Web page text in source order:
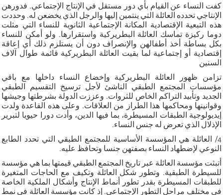
كفت النساء عن القيام بأي دور مستقل في الإنتاج الإجتماعي. فدورهن
الإنتاجي تحدده العائلة التي ينتمين إليها والرجل الذي يخضعن له. وحددت
هذه التبعية الإقتصادية المكانة الإجتماعية الثانوية للنساء التي مثلت
دوما ركيزة تماسك العائلة البطريركية واستقرارها. ولو أمكن للنساء
بكل بساطة أخذ أطفالهن والإنصراف دون أن يستلزم ذلك أي إعاقة
إقتصادية أو إجتماعية لما بقيت العائلة البطريركية قائمة طوال آلاف
السنين
تزامن ظهور العائلة البطريركية وإخضاع النساء داخلها مع باقي
مؤسسات المجتمع الطبقي الناشئ لأجل ترسيخ التقسيم الطبقي
الجديد وتأبيد التراكم الخاص للثروات. وعززت الدولة بشرطتها وجيشها
وقوانينها ومحاكمها هذا الطراز من العلاقات. وعلى هذه القاعدة ولدت
إيديولوجية الطبقات المسيطرة، بما فيها الدين، وأدت دورا حيويا لتبرير
الإذلال الذي تعرض له جنس النساء.
4/ العائلة هي المؤسسة الأساسية للمجتمع الطبقي التي تحدد الطابع
النوعي لإضطهاد النساء بصفتهن جنسا وتحافظ عليه.
أتبثت مؤسسة العائلة عبر تاريخ المجتمع الطبقي قيمتها بما هي مؤسسة
للسيطرة الطبقية. وتطور شكل العائلة وتكيف مع الحاجات المتغيرة
للطبقات المسيطرة بقدر تطور أنماط الإنتاج وأشكال الملكية الخاصة
في مختلف مراحل التطور الإجتماعي. إذ كانت مؤسسة العائلة في نمط